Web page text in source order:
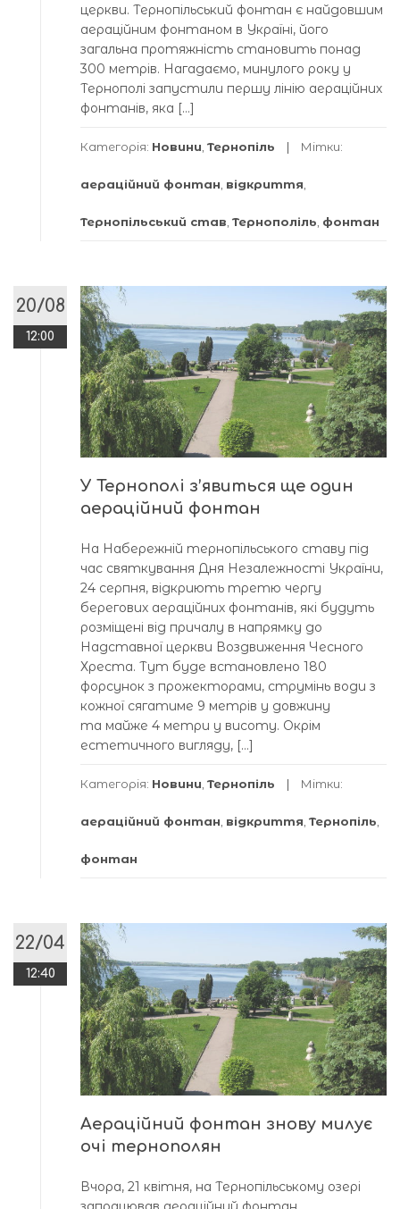
церкви. Тернопільський фонтан є найдовшим
аераційним фонтаном в Україні, його
загальна протяжність становить понад
300 метрів. Нагадаємо, минулого року у
Тернополі запустили першу лінію аераційних
фонтанів, яка […]
Категорія: Новини, Тернопіль Мітки:
аераційний фонтан, відкриття,
Тернопільський став, Тернополіль, фонтан
20/08
12:00
У Тернополі з’явиться ще один
аераційний фонтан
На Набережній тернопільського ставу під
час святкування Дня Незалежності України,
24 серпня, відкриють третю чергу
берегових аераційних фонтанів, які будуть
розміщені від причалу в напрямку до
Надставної церкви Воздвиження Чесного
Хреста. Тут буде встановлено 180
форсунок з прожекторами, струмінь води з
кожної сягатиме 9 метрів у довжину
та майже 4 метри у висоту. Окрім
естетичного вигляду, […]
Категорія: Новини, Тернопіль Мітки:
аераційний фонтан, відкриття, Тернопіль,
фонтан
22/04
12:40
Аераційний фонтан знову милує
очі тернополян
Вчора, 21 квітня, на Тернопільському озері